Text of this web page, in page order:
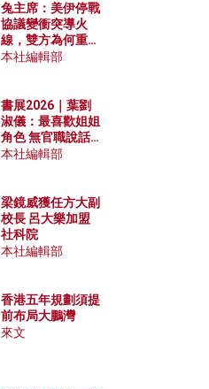
兔主席：美伊停戰
協議變衝突導火
線，雙方為何重啟
戰爭？伊朗一早洞
本社編輯部
書展2026｜葉劉
淑儀：最喜歡姐姐
角色 無官職說話
包袱少
本社編輯部
梁鏡威獲任方大副
校長 呂大樂加盟
社科院
本社編輯部
香港五年規劃須提
前布局大鵬灣
來文